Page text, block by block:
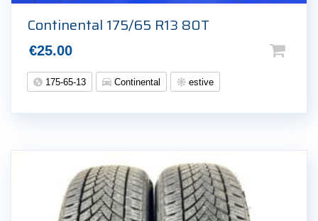
Continental 175/65 R13 80T
€25.00
175-65-13 Continental estive